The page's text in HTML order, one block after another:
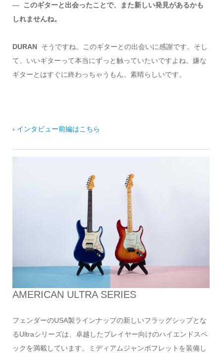
― このギターと出会ったことで、また新しい発見があるかも
しれませんね。
DURAN そうですね。このギターとの出会いに感謝です。そし
て、いいギターって本当にずっと触っていたいですよね。嫌な
ギターとはすぐに終わっちゃうもん。素晴らしいです。
› インタビュー前編はこちら
AMERICAN ULTRA SERIES
フェンダーのUSA製ラインナップの新しいフラッグシップとな
るUltraシリーズは、卓越したプレイヤー向けのハイエンドスペ
ックを満載しています。ミディアムジャンボフレットを装備し